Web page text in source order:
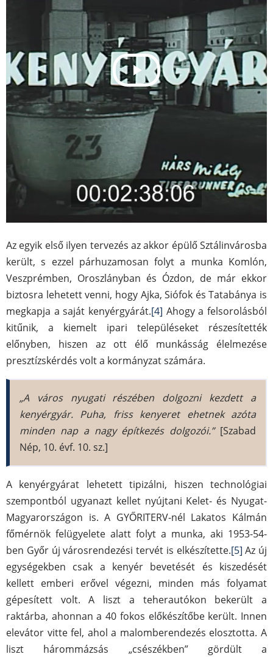
Az egyik első ilyen tervezés az akkor épülő Sztálinvárosba
került, s ezzel párhuzamosan folyt a munka Komlón,
Veszprémben, Oroszlányban és Ózdon, de már ekkor
biztosra lehetett venni, hogy Ajka, Siófok és Tatabánya is
megkapja a saját kenyérgyárát.[4] Ahogy a felsorolásból
kitűnik, a kiemelt ipari településeket részesítették
előnyben, hiszen az ott élő munkásság élelmezése
presztízskérdés volt a kormányzat számára.
„A város nyugati részében dolgozni kezdett a
kenyérgyár. Puha, friss kenyeret ehetnek azóta
minden nap a nagy építkezés dolgozói.”[Szabad
Nép, 10. évf. 10. sz.]
A kenyérgyárat lehetett tipizálni, hiszen technológiai
szempontból ugyanazt kellet nyújtani Kelet- és Nyugat-
Magyarországon is. A GYŐRITERV-nél Lakatos Kálmán
főmérnök felügyelete alatt folyt a munka, aki 1953-54-
ben Győr új városrendezési tervét is elkészítette.[5] Az új
egységekben csak a kenyér bevetését és kiszedését
kellett emberi erővel végezni, minden más folyamat
gépesített volt. A liszt a teherautókon bekerült a
raktárba, ahonnan a 40 fokos előkészítőbe került. Innen
elevátor vitte fel, ahol a malomberendezés elosztotta. A
liszt hárommázsás „csészékben” gördült a